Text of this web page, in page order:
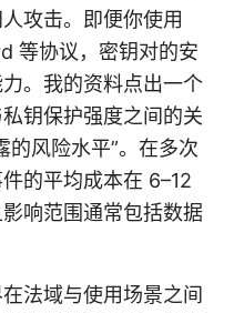
攻击。即便你使用
等协议，密钥对的安
。我的资料点出一个
钥保护强度之间的关
的风险水平”。在多次
的平均成本在 6–12
响范围通常包括数据
法域与使用场景之间